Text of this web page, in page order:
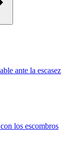
ante la escasez
los escombros